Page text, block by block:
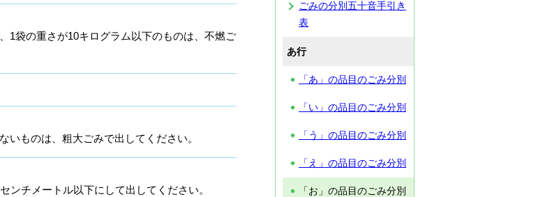
1袋の重さが10キログラム以下のものは、不燃ご
いものは、粗大ごみで出してください。
ンチメートル以下にして出してください。
ごみの分別五十音手引き
表
あ行
「あ」の品目のごみ分別
「い」の品目のごみ分別
「う」の品目のごみ分別
「え」の品目のごみ分別
「お」の品目のごみ分別